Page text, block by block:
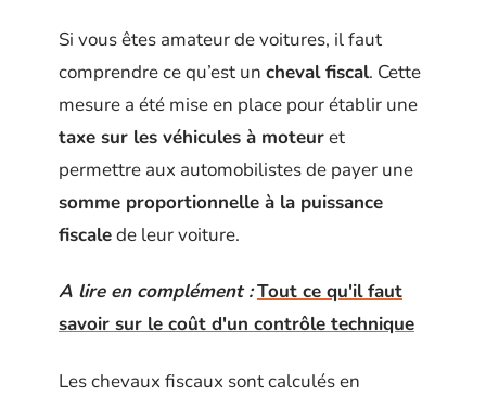
Si vous êtes amateur de voitures, il faut
comprendre ce qu’est un cheval fiscal. Cette
mesure a été mise en place pour établir une
taxe sur les véhicules à moteuret
permettre aux automobilistes de payer une
somme proportionnelle à la puissance
fiscalede leur voiture.
A lire en complément :Tout ce qu'il faut
savoir sur le coût d'un contrôle technique
Les chevaux fiscaux sont calculés en